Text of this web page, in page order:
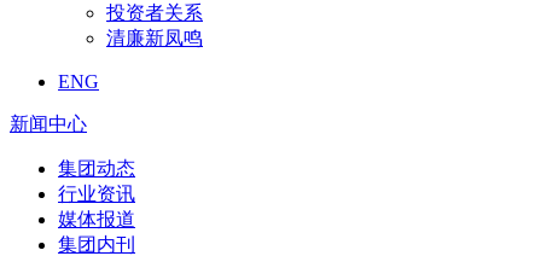
投资者关系
清廉新凤鸣
ENG
新闻中心
集团动态
行业资讯
媒体报道
集团内刊